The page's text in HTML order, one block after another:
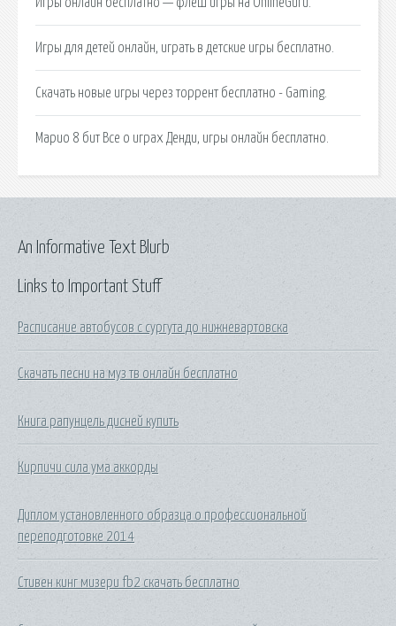
Игры для детей онлайн, играть в детские игры бесплатно.
Скачать новые игры через торрент бесплатно - Gaming.
Марио 8 бит Все о играх Денди, игры онлайн бесплатно.
Links to Important Stuff
Расписание автобусов с сургута до нижневартовска
Скачать песни на муз тв онлайн бесплатно
Книга рапунцель дисней купить
Кирпичи сила ума аккорды
Диплом установленного образца о профессиональной
переподготовке 2014
Стивен кинг мизери fb2 скачать бесплатно
An Informative Text Blurb